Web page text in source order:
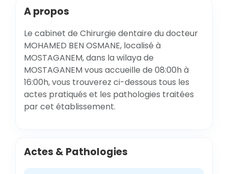
A propos
Le cabinet de Chirurgie dentaire du docteur
MOHAMED BEN OSMANE, localisé à
MOSTAGANEM, dans la wilaya de
MOSTAGANEM vous accueille de 08:00h à
16:00h, vous trouverez ci-dessous tous les
actes pratiqués et les pathologies traitées
par cet établissement.
Actes & Pathologies